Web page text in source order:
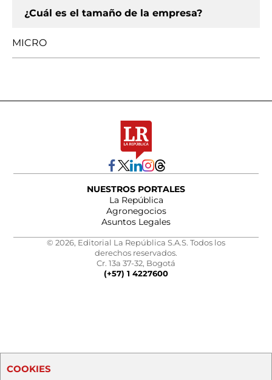
¿Cuál es el tamaño de la empresa?
MICRO
NUESTROS PORTALES
La República
Agronegocios
Asuntos Legales
© 2026, Editorial La República S.A.S. Todos los
derechos reservados.
Cr. 13a 37-32, Bogotá
(+57) 1 4227600
COOKIES